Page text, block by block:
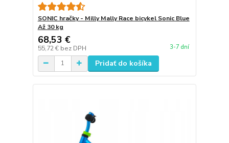
SONIC hračky - Milly Mally Race bicykel Sonic Blue
Až 30 kg
68,53 €
55,72 € bez DPH 3-7 dní
Pridať do košíka